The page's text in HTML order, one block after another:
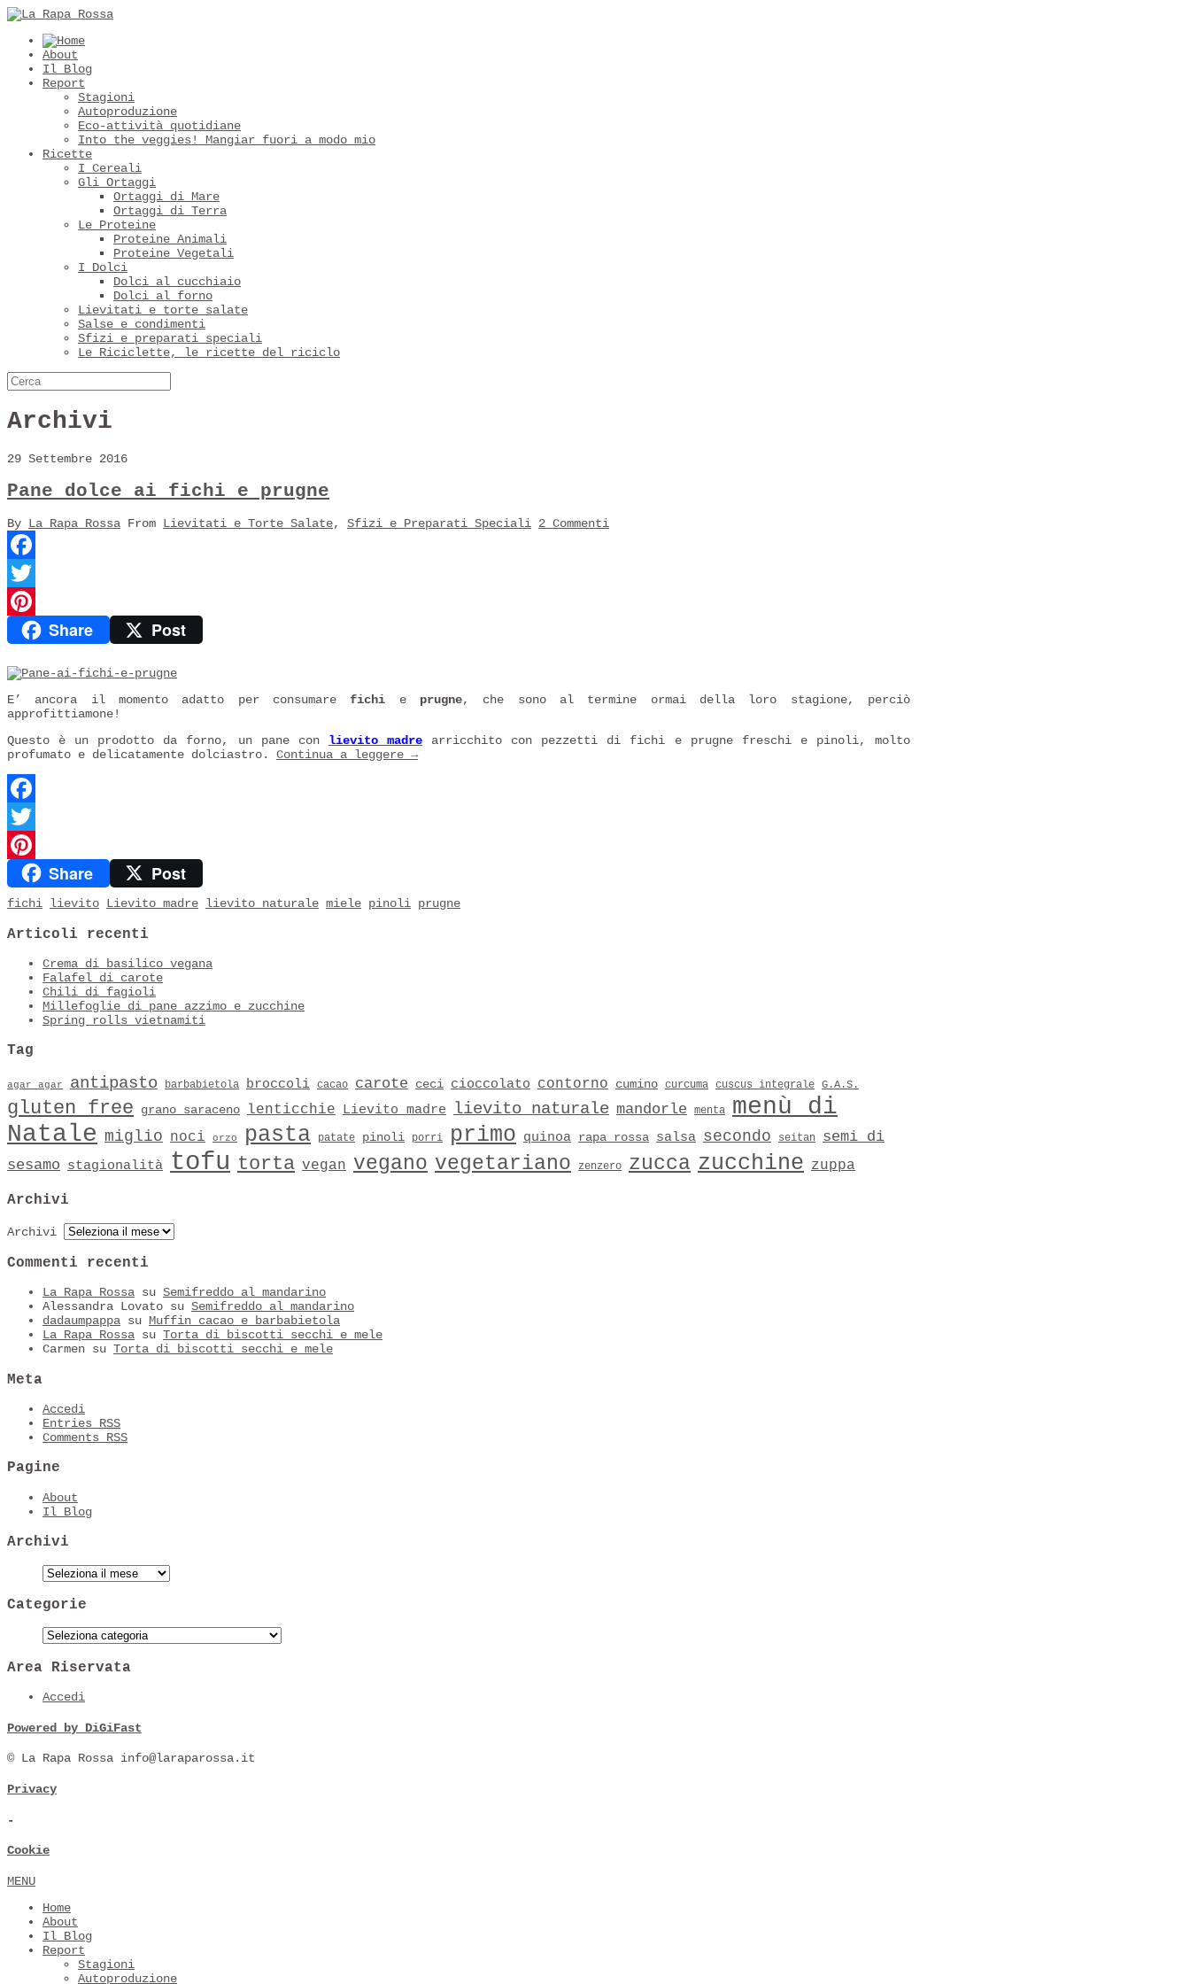
About
Il Blog
Report
Stagioni
Autoproduzione
Eco-attività quotidiane
Into the veggies! Mangiar fuori a modo mio
Ricette
I Cereali
Gli Ortaggi
Ortaggi di Mare
Ortaggi di Terra
Le Proteine
Proteine Animali
Proteine Vegetali
I Dolci
Dolci al cucchiaio
Dolci al forno
Lievitati e torte salate
Salse e condimenti
Sfizi e preparati speciali
Le Riciclette, le ricette del riciclo
Archivi
29 Settembre 2016
Pane dolce ai fichi e prugne
By La Rapa Rossa From Lievitati e Torte Salate, Sfizi e Preparati Speciali 2 Commenti
Facebook
Twitter
PinterestShare Post
E’ ancora il momento adatto per consumarefichi e prugne, che sono al termine ormai della loro stagione, perciò
approfittiamone!
Questo è un prodotto da forno, un pane con lievito madrearricchito con pezzetti di fichi e prugne freschi e pinoli, molto
profumato e delicatamente dolciastro. Continua a leggere →
Facebook
Twitter
PinterestShare Post
fichi lievito Lievito madre lievito naturale miele pinoli prugne
Articoli recenti
Crema di basilico vegana
Falafel di carote
Chili di fagioli
Millefoglie di pane azzimo e zucchine
Spring rolls vietnamiti
Tag
agar agar antipasto barbabietola broccoli cacao carote ceci cioccolato contorno cumino curcuma cuscus integrale G.A.S.
gluten free grano saraceno lenticchie Lievito madre lievito naturale mandorle menta
menù di
Natale miglio noci orzo pasta patate pinoli porri primo quinoa rapa rossa salsa secondo seitan
semi di
sesamo
stagionalità tofu torta vegan vegano vegetariano zenzero zucca zucchine zuppa
Archivi
Archivi
Commenti recenti
La Rapa Rossa su Semifreddo al mandarino
Alessandra Lovato su Semifreddo al mandarino
dadaumpappa su Muffin cacao e barbabietola
La Rapa Rossa su Torta di biscotti secchi e mele
Carmen su Torta di biscotti secchi e mele
Meta
Accedi
Entries RSS
Comments RSS
Pagine
About
Il Blog
Archivi
Categorie
Area Riservata
Accedi
Powered by DiGiFast
© La Rapa Rossa info@laraparossa.it
Privacy
-
Cookie
MENU
Home
About
Il Blog
Report
Stagioni
Autoproduzione